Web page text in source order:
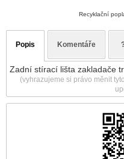
Recyklační
Popis Komentáře
Zadní stírací lišta zakladače
(vyhrazujeme si právo měnit